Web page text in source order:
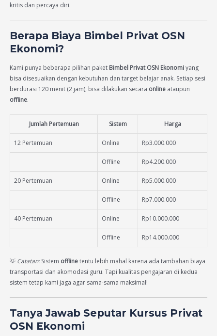
kritis dan percaya diri.
Berapa Biaya Bimbel Privat OSN
Ekonomi?
Kami punya beberapa pilihan paket Bimbel Privat OSN Ekonomiyang
bisa disesuaikan dengan kebutuhan dan target belajar anak. Setiap sesi
berdurasi 120 menit (2 jam), bisa dilakukan secara online ataupun
offline.
Jumlah Pertemuan Sistem Harga
12 Pertemuan Online Rp3.000.000
Offline Rp4.200.000
20 Pertemuan Online Rp5.000.000
Offline Rp7.000.000
40 Pertemuan Online Rp10.000.000
Offline Rp14.000.000
💡 Catatan:Sistem offlinetentu lebih mahal karena ada tambahan biaya
transportasi dan akomodasi guru. Tapi kualitas pengajaran di kedua
sistem tetap kami jaga agar sama-sama maksimal!
Tanya Jawab Seputar Kursus Privat
OSN Ekonomi